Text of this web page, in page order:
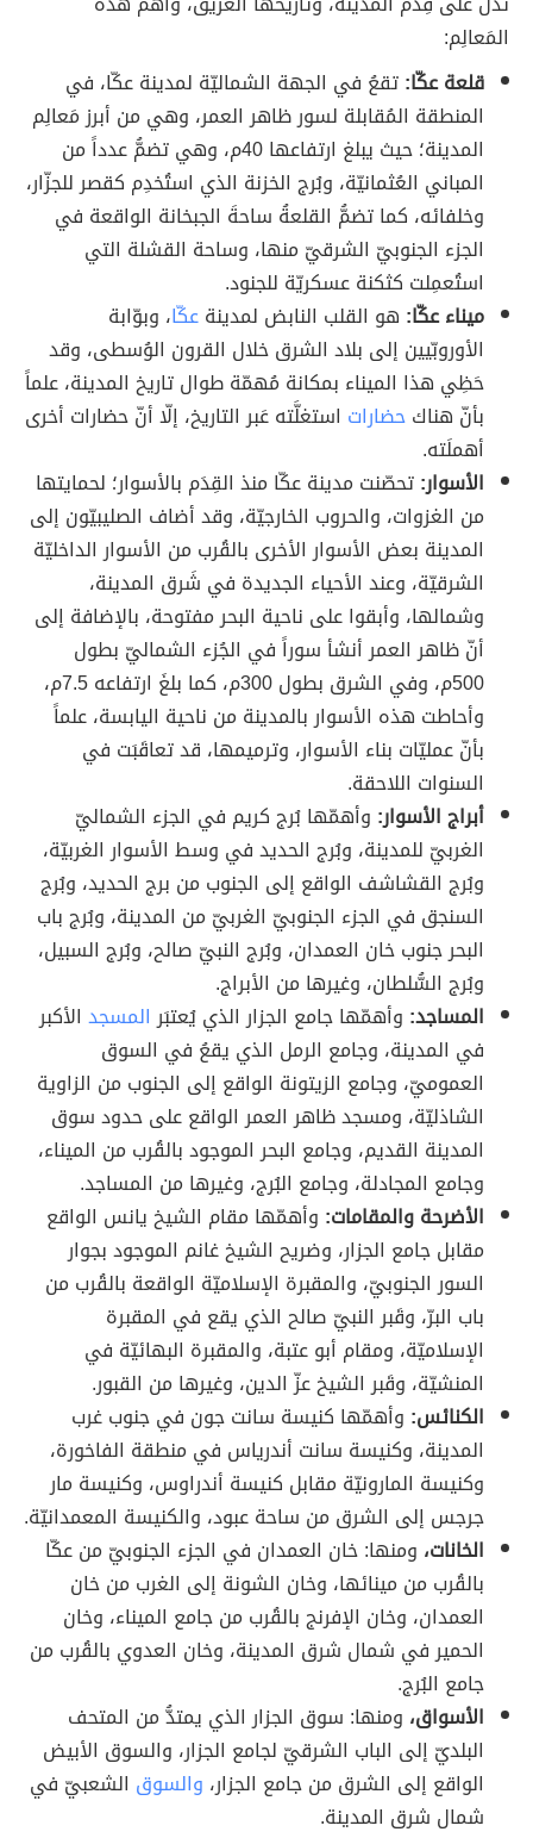
المَعالِم:
قلعة عكّا:تقعُ في الجهة الشماليّة لمدينة عكّا، في
المنطقة المُقابلة لسور ظاهر العمر، وهي من أبرز مَعالِم
المدينة؛ حيث يبلغ ارتفاعها 40م، وهي تضمُّ عدداً من
المباني العُثمانيّة، وبُرج الخزنة الذي استُخدِم كقصر للجزّار،
وخلفائه، كما تضمُّ القلعةُ ساحةَ الجبخانة الواقعة في
الجزء الجنوبيّ الشرقيّ منها، وساحة القشلة التي
استُعمِلت كثكنة عسكريّة للجنود.
ميناء عكّا: هو القلب النابض لمدينةعكّا، وبوّابة
الأوروبّيين إلى بلاد الشرق خلال القرون الوُسطى، وقد
حَظِي هذا الميناء بمكانة مُهمّة طوال تاريخ المدينة، علماً
بأنّ هناكحضارات استغلَّته عَبر التاريخ، إلّا أنّ حضارات أخرى
أهملَته.
الأسوار:تحصّنت مدينة عكّا منذ القِدَم بالأسوار؛ لحمايتها
من الغزوات، والحروب الخارجيّة، وقد أضاف الصليبيّون إلى
المدينة بعض الأسوار الأخرى بالقُرب من الأسوار الداخليّة
الشرقيّة، وعند الأحياء الجديدة في شَرق المدينة،
وشمالها، وأبقوا على ناحية البحر مفتوحة، بالإضافة إلى
أنّ ظاهر العمر أنشأ سوراً في الجُزء الشماليّ بطول
500م، وفي الشرق بطول 300م، كما بلغَ ارتفاعه 7.5م،
وأحاطت هذه الأسوار بالمدينة من ناحية اليابسة، علماً
بأنّ عمليّات بناء الأسوار، وترميمها، قد تعاقَبَت في
السنوات اللاحقة.
أبراج الأسوار: وأهمّها بُرج كريم في الجزء الشماليّ
الغربيّ للمدينة، وبُرج الحديد في وسط الأسوار الغربيّة،
وبُرج القشاشف الواقع إلى الجنوب من برج الحديد، وبُرج
السنجق في الجزء الجنوبيّ الغربيّ من المدينة، وبُرج باب
البحر جنوب خان العمدان، وبُرج النبيّ صالح، وبُرج السبيل،
وبُرج السُّلطان، وغيرها من الأبراج.
المساجد: وأهمّها جامع الجزار الذي يُعتبَرالمسجدالأكبر
في المدينة، وجامع الرمل الذي يقعُ في السوق
العموميّ، وجامع الزيتونة الواقع إلى الجنوب من الزاوية
الشاذليّة، ومسجد ظاهر العمر الواقع على حدود سوق
المدينة القديم، وجامع البحر الموجود بالقُرب من الميناء،
وجامع المجادلة، وجامع البُرج، وغيرها من المساجد.
الأضرحة والمقامات: وأهمّها مقام الشيخ يانس الواقع
مقابل جامع الجزار، وضريح الشيخ غانم الموجود بجوار
السور الجنوبيّ، والمقبرة الإسلاميّة الواقعة بالقُرب من
باب البرّ، وقَبر النبيّ صالح الذي يقع في المقبرة
الإسلاميّة، ومقام أبو عتبة، والمقبرة البهائيّة في
المنشيّة، وقَبر الشيخ عزّ الدين، وغيرها من القبور.
الكنائس: وأهمّها كنيسة سانت جون في جنوب غرب
المدينة، وكنيسة سانت أندرياس في منطقة الفاخورة،
وكنيسة المارونيّة مقابل كنيسة أندراوس، وكنيسة مار
جرجس إلى الشرق من ساحة عبود، والكنيسة المعمدانيّة.
الخانات، ومنها: خان العمدان في الجزء الجنوبيّ من عكّا
بالقُرب من مينائها، وخان الشونة إلى الغرب من خان
العمدان، وخان الإفرنج بالقُرب من جامع الميناء، وخان
الحمير في شمال شرق المدينة، وخان العدوي بالقُرب من
جامع البُرج.
الأسواق، ومنها: سوق الجزار الذي يمتدُّ من المتحف
البلديّ إلى الباب الشرقيّ لجامع الجزار، والسوق الأبيض
الواقع إلى الشرق من جامع الجزار، والسوق الشعبيّ في
شمال شرق المدينة.